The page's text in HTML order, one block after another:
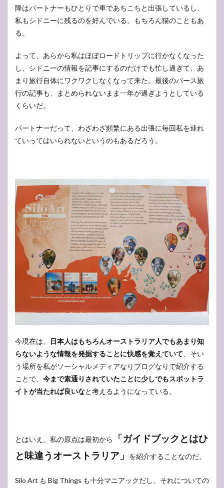
降はパートナーもひとりで車であちこちと出張しているし、
私もシドニーに残るのを好んでいる。もちろん猫のこともあ
る。
よって、あらから私はほぼロードトリップに行かなくなった
し、シドニーの情報を記事にするのだけでも忙し過ぎて、あ
まり旅行自体にワクワクしなくなって来た。最後のパース旅
行の記事も、まとめられないまま一年が過ぎようとしている
くらいだ。
パートナーだって、わざわざ頻繁にある出張に毎回私を連れ
ていってはいられないというのもあるだろう。
今現在は、
日本人はもちろんオーストラリア人でもあまり知
らないような情報を発掘することに快感を覚えていて 、そい
う場所を私がソーシャルメディアなりブログなりで紹介する
ことで、 今まで素通りされていたことに少しでもスポットラ
イトが当たれば良いなと考えるようになっている。
とはいえ、私の原点は最初から
「ガイドブックとはひ
と味違うオーストラリア」
を紹介することなのだ。
Silo Art も Big Things も十分マニアックだし、それについての